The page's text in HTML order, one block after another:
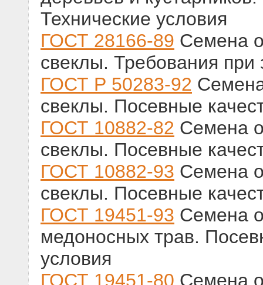
Технические условия
ГОСТ 28166-89 Семена
свеклы. Требования при
ГОСТ Р 50283-92
свеклы. Посевные
ГОСТ 10882-82 Семена
свеклы. Посевные
ГОСТ 10882-93 Семена
свеклы. Посевные
ГОСТ 19451-93 Семена
медоносных трав.
условия
ГОСТ 19451-80 Семена